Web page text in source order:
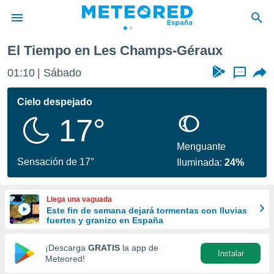
de
por
se
calidad.
a este
las
y
forma
digital
basada
El Tiempo en Les Champs-Géraux
01:10 Sábado ...
Cielo despejado
17°
Sensación de 17°
Menguante
Iluminada:24%
Llega una vaguada
Este fin de semana dejará tormentas con lluvias
fuertes y granizo en España
¡Descarga GRATIS la app de
Meteored!
Instalar